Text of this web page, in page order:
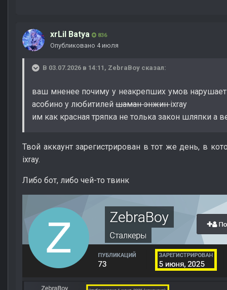
xrLil Batya 836
Опубликовано 4 июля
В 03.07.2026 в 14:11, ZebraBoy сказал:
ваш мненее почиму у неакрепших умов
асобино у любитилей шаман энжинixray
им как красная тряпка не толька закон шляпки а
Твой аккаунт зарегистрирован в тот же день, в
ixray.
Либо бот, либо чей-то твинк